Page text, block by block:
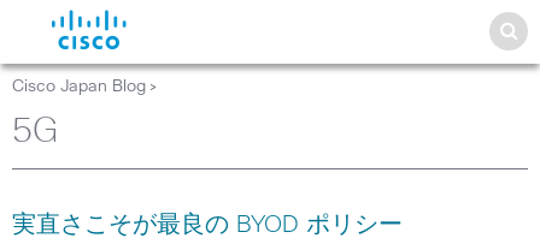
Cisco Japan Blog >
5G
実直さこそが最良の BYOD ポリシー